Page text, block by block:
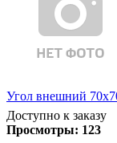
Угол внешний
Доступно к заказу
Просмотры: 123